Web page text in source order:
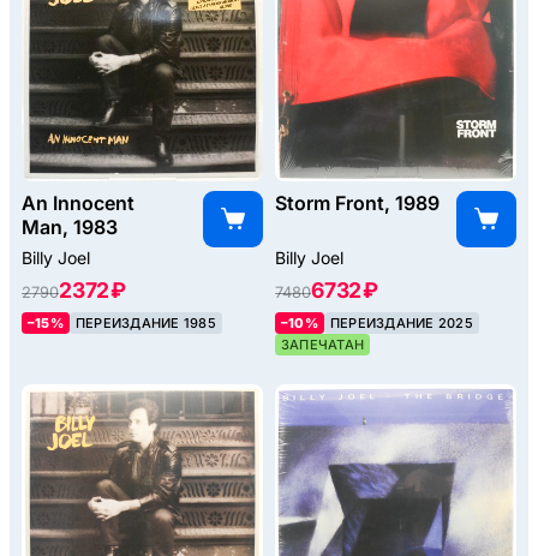
An Innocent
Man, 1983
Billy Joel
27902372 ₽
–15% ПЕРЕИЗДАНИЕ 1985
Storm Front, 1989
Billy Joel
74806732 ₽
–10%
ПЕРЕИЗДАНИЕ 2025
ЗАПЕЧАТАН